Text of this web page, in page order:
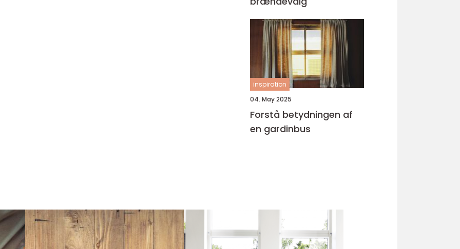
inspiration
04. May 2025
Forstå betydningen af
en gardinbus